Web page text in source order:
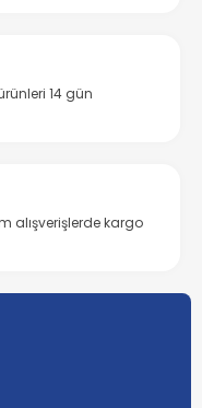
14 gün
alışverişlerde kargo